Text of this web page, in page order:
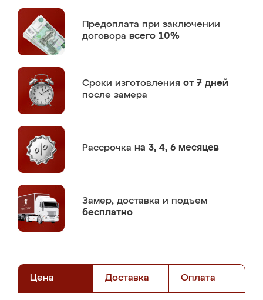
Предоплата при заключении
договора всего 10%
Сроки изготовления от 7 дней
после замера
Рассрочка на 3, 4, 6 месяцев
Замер, доставка и подъем
бесплатно
Цена Доставка Оплата